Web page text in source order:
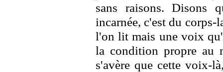
sans raisons. Disons
incarnée, c'est du corps-
l'on lit mais une voix
la condition propre au
s'avère que cette voix-